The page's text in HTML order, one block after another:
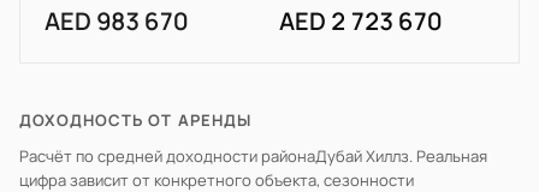
AED 983 670 AED 2 723 670
ДОХОДНОСТЬ ОТ АРЕНДЫ
Расчёт по средней доходности районаДубай Хиллз. Реальная
цифра зависит от конкретного объекта, сезонности